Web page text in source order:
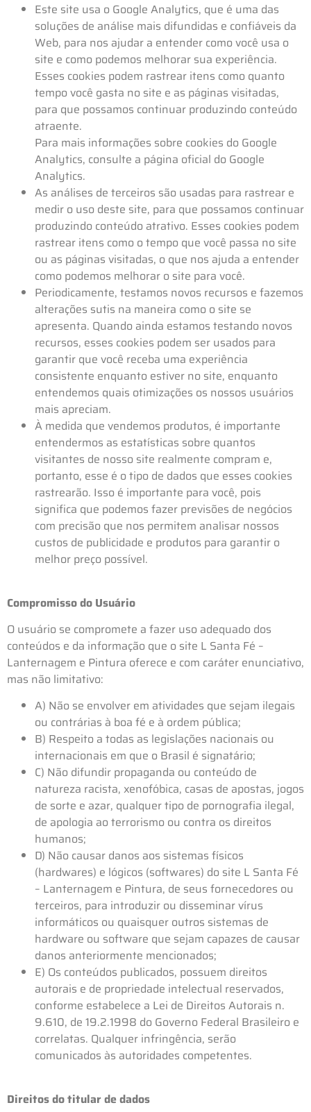
Este site usa o Google Analytics, que é uma das
soluções de análise mais difundidas e confiáveis ​​da
Web, para nos ajudar a entender como você usa o
site e como podemos melhorar sua experiência.
Esses cookies podem rastrear itens como quanto
tempo você gasta no site e as páginas visitadas,
para que possamos continuar produzindo conteúdo
atraente.
Para mais informações sobre cookies do Google
Analytics, consulte a página oficial do Google
Analytics.
As análises de terceiros são usadas para rastrear e
medir o uso deste site, para que possamos continuar
produzindo conteúdo atrativo. Esses cookies podem
rastrear itens como o tempo que você passa no site
ou as páginas visitadas, o que nos ajuda a entender
como podemos melhorar o site para você.
Periodicamente, testamos novos recursos e fazemos
alterações sutis na maneira como o site se
apresenta. Quando ainda estamos testando novos
recursos, esses cookies podem ser usados ​​para
garantir que você receba uma experiência
consistente enquanto estiver no site, enquanto
entendemos quais otimizações os nossos usuários
mais apreciam.
À medida que vendemos produtos, é importante
entendermos as estatísticas sobre quantos
visitantes de nosso site realmente compram e,
portanto, esse é o tipo de dados que esses cookies
rastrearão. Isso é importante para você, pois
significa que podemos fazer previsões de negócios
com precisão que nos permitem analisar nossos
custos de publicidade e produtos para garantir o
melhor preço possível.
Compromisso do Usuário
O usuário se compromete a fazer uso adequado dos
conteúdos e da informação que o site L Santa Fé –
Lanternagem e Pintura oferece e com caráter enunciativo,
mas não limitativo:
A) Não se envolver em atividades que sejam ilegais
ou contrárias à boa fé e à ordem pública;
B) Respeito a todas as legislações nacionais ou
internacionais em que o Brasil é signatário;
C) Não difundir propaganda ou conteúdo de
natureza racista, xenofóbica, casas de apostas, jogos
de sorte e azar, qualquer tipo de pornografia ilegal,
de apologia ao terrorismo ou contra os direitos
humanos;
D) Não causar danos aos sistemas físicos
(hardwares) e lógicos (softwares) do site L Santa Fé
– Lanternagem e Pintura, de seus fornecedores ou
terceiros, para introduzir ou disseminar vírus
informáticos ou quaisquer outros sistemas de
hardware ou software que sejam capazes de causar
danos anteriormente mencionados;
E) Os conteúdos publicados, possuem direitos
autorais e de propriedade intelectual reservados,
conforme estabelece a Lei de Direitos Autorais n.
9.610, de 19.2.1998 do Governo Federal Brasileiro e
correlatas. Qualquer infringência, serão
comunicados às autoridades competentes.
Direitos do titular de dados